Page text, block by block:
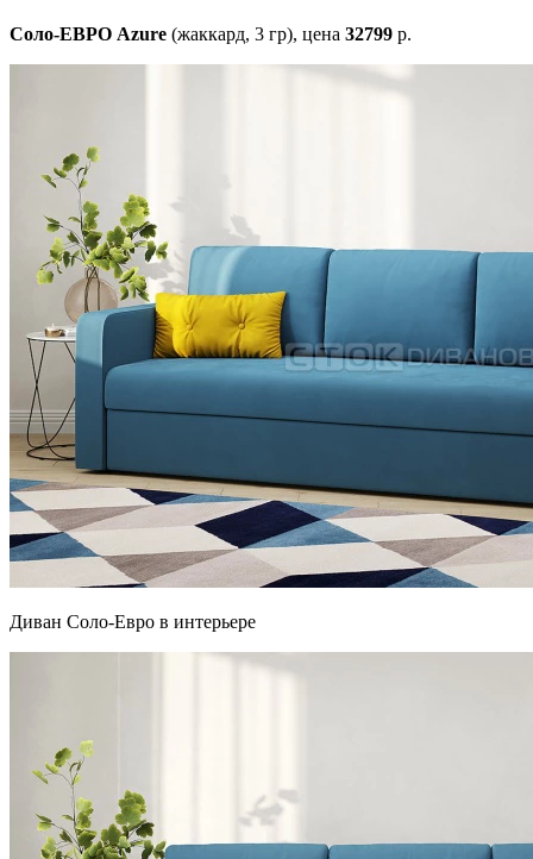
Соло-ЕВРО Azure (жаккард, 3 гр), цена 32799 р.
Диван Соло-Евро в интерьере